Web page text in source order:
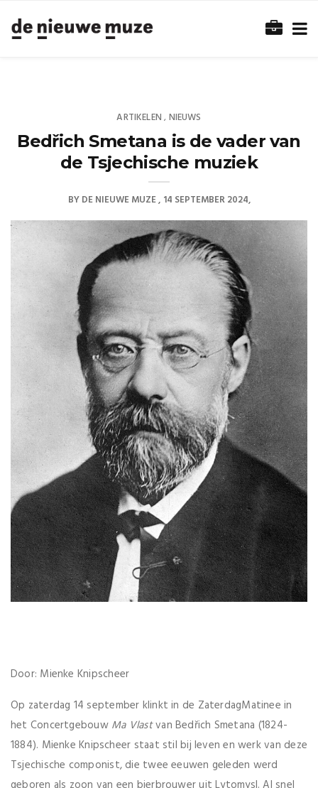
ARTIKELEN , NIEUWS
Bedřich Smetana is de vader van
de Tsjechische muziek
BYDE NIEUWE MUZE 14 SEPTEMBER 2024
Door: Mienke Knipscheer
Op zaterdag 14 september klinkt in de ZaterdagMatinee in
het Concertgebouw Ma Vlastvan Bedřich Smetana (1824-
1884). Mienke Knipscheer staat stil bij leven en werk van deze
Tsjechische componist, die twee eeuwen geleden werd